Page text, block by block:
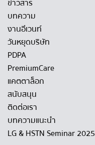
ข่าวสาร
บทความ
งานอีเวนท์
วันหยุดบริษัท
PDPA
PremiumCare
แคตตาล็อก
สนับสนุน
ติดต่อเรา
บทความแนะนำ
LG & HSTN Seminar 2025